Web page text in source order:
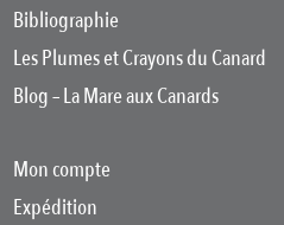
Bibliographie
Les Plumes et Crayons du Canard
Blog – La Mare aux Canards
Mon compte
Expédition